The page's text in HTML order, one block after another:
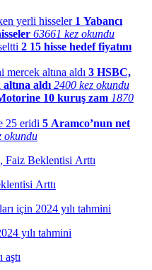
1 Yabancı
63661 kez okundu
2 15 hisse hedef fiyatını
3 HSBC,
aldı 2400 kez okundu
10 kuruş zam 1870
5 Aramco’nun net
okundu
Arttı
yılı tahmini